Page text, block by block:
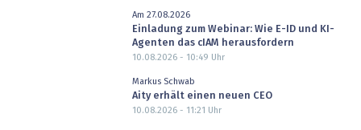
Am 27.08.2026
Einladung zum Webinar: Wie E-ID und KI-
Agenten das cIAM herausfordern
10.08.2026 - 10:49 Uhr
Markus Schwab
Aity erhält einen neuen CEO
10.08.2026 - 11:21 Uhr